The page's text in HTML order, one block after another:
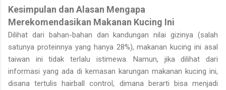
Kesimpulan dan Alasan Mengapa
Merekomendasikan Makanan Kucing Ini
Dilihat dari bahan-bahan dan kandungan nilai gizinya (salah
satunya proteinnya yang hanya 28%), makanan kucing ini asal
taiwan ini tidak terlalu istimewa. Namun, jika dilihat dari
informasi yang ada di kemasan karungan makanan kucing ini,
disana tertulis hairball control, dimana berarti bisa menjadi